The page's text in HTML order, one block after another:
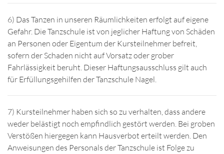
6) Das Tanzen in unseren Räumlichkeiten erfolgt auf eigene
Gefahr. Die Tanzschule ist von jeglicher Haftung von Schäden
an Personen oder Eigentum der Kursteilnehmer befreit,
sofern der Schaden nicht auf Vorsatz oder grober
Fahrlässigkeit beruht. Dieser Haftungsausschluss gilt auch
für Erfüllungsgehilfen der Tanzschule Nagel.
7) Kursteilnehmer haben sich so zu verhalten, dass andere
weder belästigt noch empfindlich gestört werden. Bei groben
Verstößen hiergegen kann Hausverbot erteilt werden. Den
Anweisungen des Personals der Tanzschule ist Folge zu